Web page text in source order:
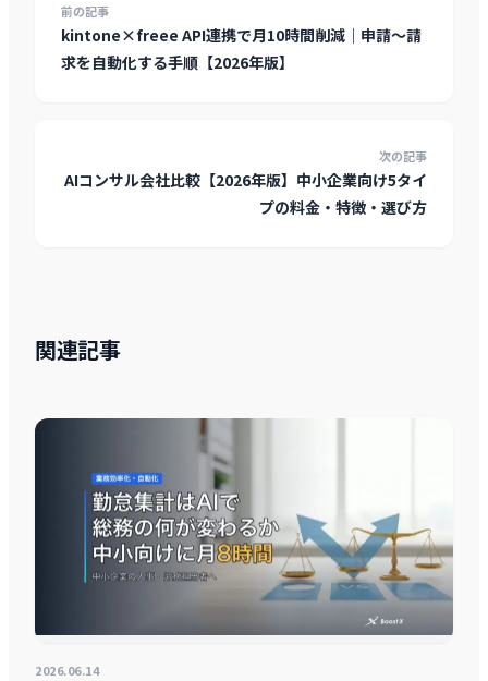
前の記事
kintone×freee API連携で月10時間削減｜申請〜請
求を自動化する手順【2026年版】
次の記事
AIコンサル会社比較【2026年版】中小企業向け5タイ
プの料金・特徴・選び方
関連記事
2026.06.14